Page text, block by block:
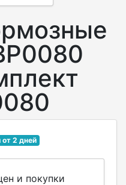
от 2 дней
и покупки